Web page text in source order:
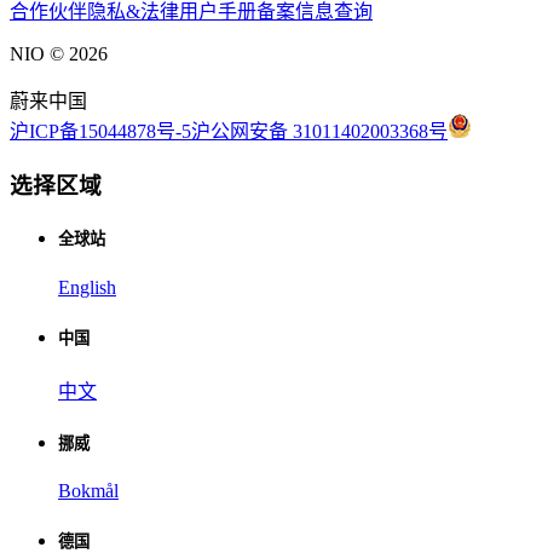
合作伙伴隐私&法律用户手册备案信息查询
NIO © 2026
蔚来中国
沪ICP备15044878号-5沪公网安备 31011402003368号
选择区域
全球站
English
中国
中文
挪威
Bokmål
德国